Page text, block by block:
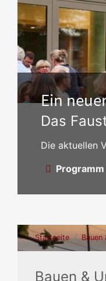
Ein
Das
Die aktuellen
Programm
Startseite Bauen
Bauen &